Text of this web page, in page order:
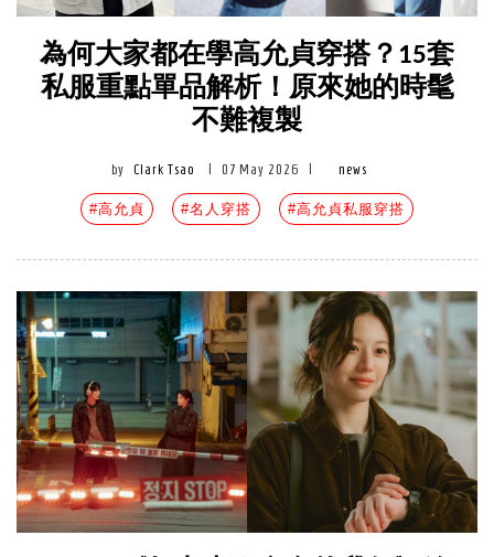
為何大家都在學高允貞穿搭？15套
私服重點單品解析！原來她的時髦
不難複製
by Clark Tsao 07 May 2026 news
#高允貞 #名人穿搭 #高允貞私服穿搭